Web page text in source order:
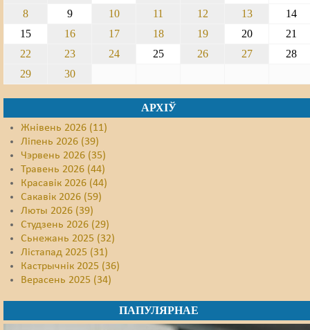
8
9 10 11 12 13
14
15
16 17 18 19 20
21
22
23 24 25 26 27
28
29
30
АРХІЎ
Жнівень 2026 (11)
Ліпень 2026 (39)
Чэрвень 2026 (35)
Травень 2026 (44)
Красавік 2026 (44)
Сакавік 2026 (59)
Люты 2026 (39)
Студзень 2026 (29)
Сьнежань 2025 (32)
Лістапад 2025 (31)
Кастрычнік 2025 (36)
Верасень 2025 (34)
ПАПУЛЯРНАЕ